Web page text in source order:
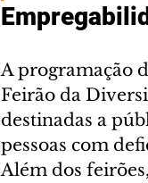
A programação
Feirão da
destinadas a
pessoas com
Além dos